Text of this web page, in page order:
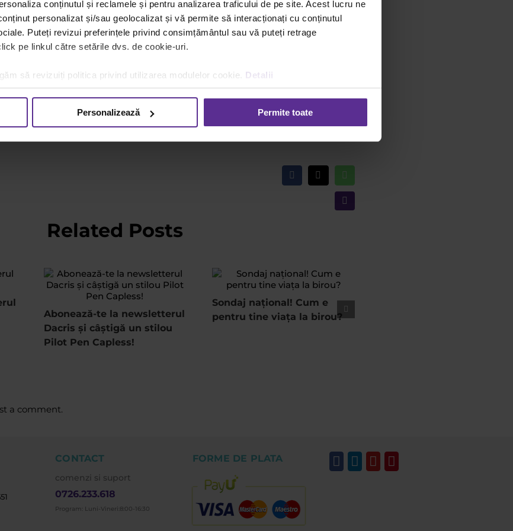
conținutul și reclamele și pentru analizarea traficului de pe site. Acest lucru ne
personalizat și/sau geolocalizat și vă permite să interacționați cu conținutul
Puteți revizui preferințele privind consimțământul sau vă puteți retrage
pe linkul către setările dvs. de cookie-uri.
să revizuiți politica privind utilizarea modulelor cookie. Detalii
Personalizează Permite toate
este o varianta a cernelurilor termo-reactive. Caldura generata prin
translucida (la temperaturi de peste 60°C). La temperaturi de – 20 °C,
exclusivitate Pilot pe piata romaneasca. Grupul DACRIS este prezent de 14 ani
produselor si serviciilor furnizate reprezinta cel mai important avantaj al
Facebook
X WhatsApp
Email
Related Posts
Abonează-te la newsletterul
Dacris și câștigă un stilou
Pilot Pen Capless!
Sondaj național! Cum e
pentru tine viața la birou?
a comment.
CONTACT
comenzi si suport
0726.233.618
Program: Luni-Vineri:8:00-16:30
FORME DE PLATA